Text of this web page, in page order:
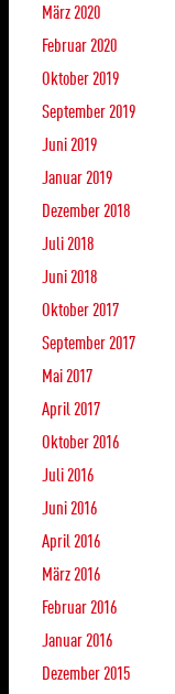
März 2020
Februar 2020
Oktober 2019
September 2019
Juni 2019
Januar 2019
Dezember 2018
Juli 2018
Juni 2018
Oktober 2017
September 2017
Mai 2017
April 2017
Oktober 2016
Juli 2016
Juni 2016
April 2016
März 2016
Februar 2016
Januar 2016
Dezember 2015